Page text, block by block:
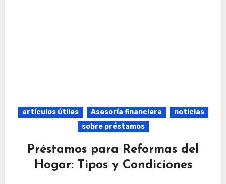
artículos útiles Asesoría financiera
noticias
sobre préstamos
Préstamos para Reformas del
Hogar: Tipos y Condiciones